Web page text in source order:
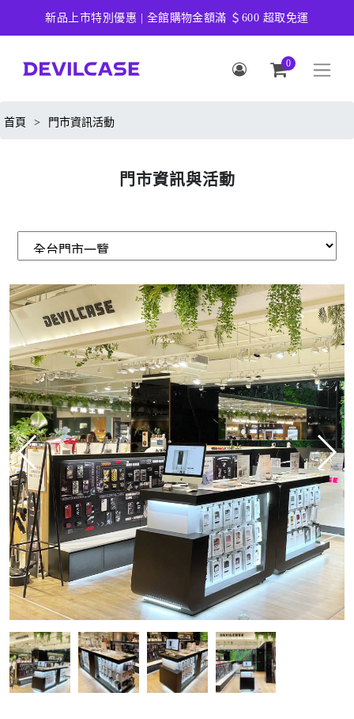
新品上市特別優惠 | 全館購物金額滿 ＄600 超取免運
0
首頁 > 門市資訊活動
門市資訊與活動